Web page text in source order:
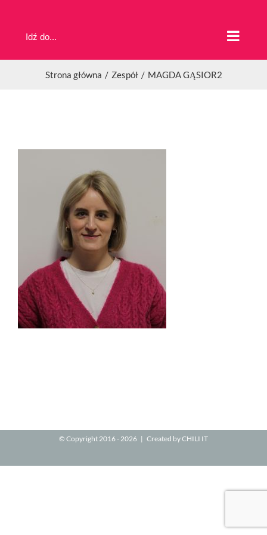
zawartości
Idź do...
Strona główna Zespół MAGDA GĄSIOR2
© Copyright 2016 -2026 | Created byCHILI IT